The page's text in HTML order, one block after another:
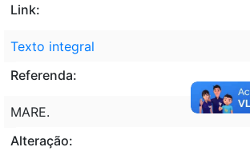
Link:
Texto integral
Referenda:
MARE.
Alteração: